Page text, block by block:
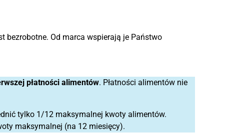
bezrobotne. Od marca wspierają je Państwo
płatności alimentów. Płatności alimentów nie
tylko 1/12 maksymalnej kwoty alimentów.
maksymalnej (na 12 miesięcy).